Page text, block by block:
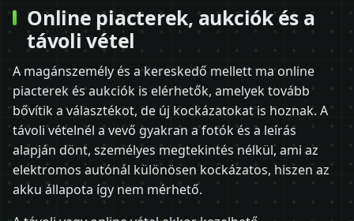
Online piacterek, aukciók és a
távoli vétel
A magánszemély és a kereskedő mellett ma online
piacterek és aukciók is elérhetők, amelyek tovább
bővítik a választékot, de új kockázatokat is hoznak. A
távoli vételnél a vevő gyakran a fotók és a leírás
alapján dönt, személyes megtekintés nélkül, ami az
elektromos autónál különösen kockázatos, hiszen az
akku állapota így nem mérhető.